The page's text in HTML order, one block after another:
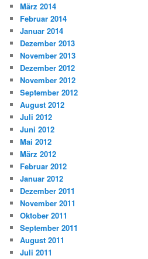
März 2014
Februar 2014
Januar 2014
Dezember 2013
November 2013
Dezember 2012
November 2012
September 2012
August 2012
Juli 2012
Juni 2012
Mai 2012
März 2012
Februar 2012
Januar 2012
Dezember 2011
November 2011
Oktober 2011
September 2011
August 2011
Juli 2011